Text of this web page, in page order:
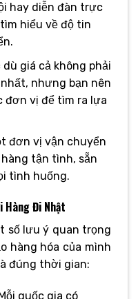
hay diễn đàn trực
hiểu về độ tin
dù giá cả không phải
nhưng bạn nên
đơn vị để tìm ra lựa
đơn vị vận chuyển
tận tình, sẵn
tình huống.
Hàng Đi Nhật
số lưu ý quan trọng
hàng hóa của mình
đúng thời gian:
quốc gia có